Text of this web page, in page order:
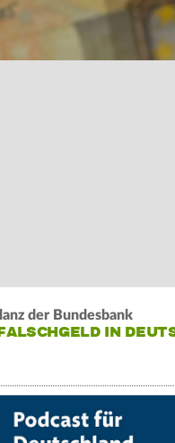
der Bundesbank
IN